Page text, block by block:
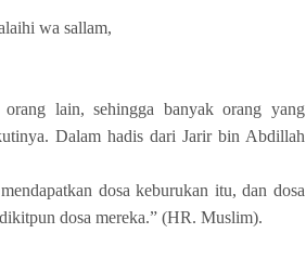
wa sallam,
lain, sehingga banyak orang yang
Dalam hadis dari Jarir bin Abdillah
dosa keburukan itu, dan dosa
dosa mereka.” (HR. Muslim).